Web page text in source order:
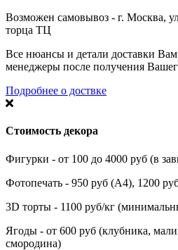
Возможен самовывоз - г. Москва,
торца ТЦ
Все нюансы и детали доставки
менеджеры после получения
Подробнее о доствке
Стоимость декора
Фигурки - от 100 до 4000 руб (в
Фотопечать - 950 руб (А4), 1200
3D торты - 1100 руб/кг
Ягоды - от 600 руб (клубника,
смородина)